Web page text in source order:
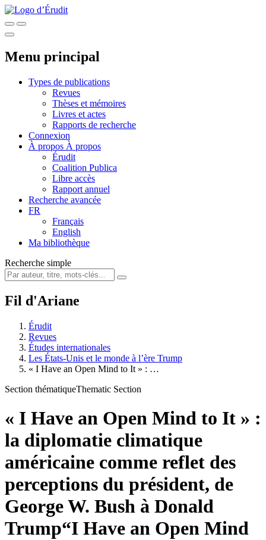
Menu principal
Types de publications
Revues
Thèses et mémoires
Livres et actes
Rapports de recherche
Connexion
À propos À propos
Érudit
Coalition Publica
Libre accès
Rapport annuel
Recherche avancée
FR
Français
English
Ma bibliothèque
Recherche simple
Fil d'Ariane
Érudit
Revues
Études internationales
Les États-Unis et le monde à l’ère Trump
« I Have an Open Mind to It » : …
Section thématiqueThematic Section
« I Have an Open Mind to It » :
la diplomatie climatique
américaine comme reflet des
perceptions du président, de
George W. Bush à Donald
Trump“I Have an Open Mind